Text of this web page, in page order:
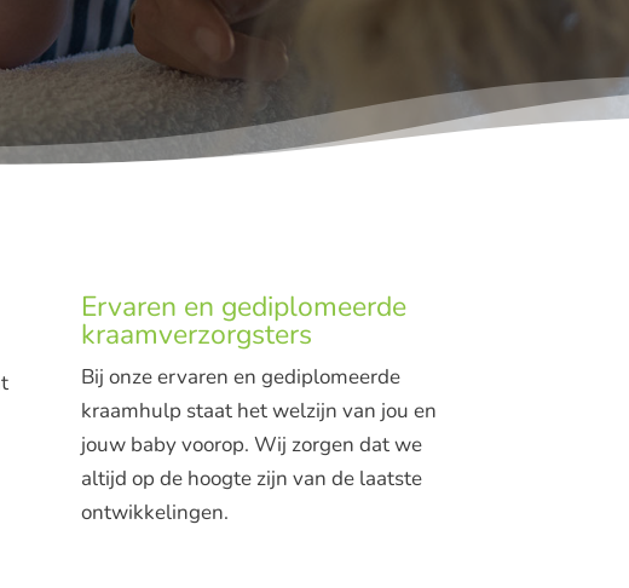
Ervaren en gediplomeerde
kraamverzorgsters
Bij onze ervaren en gediplomeerde
kraamhulp staat het welzijn van jou en
jouw baby voorop. Wij zorgen dat we
altijd op de hoogte zijn van de laatste
ontwikkelingen.